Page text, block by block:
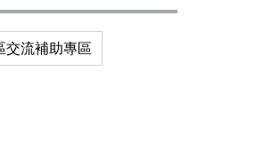
交流補助專區